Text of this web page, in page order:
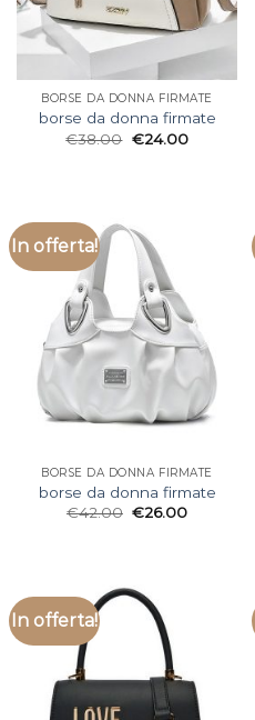
BORSE DA DONNA FIRMATE
borse da donna firmate
€38.00 €24.00
In offerta!
BORSE DA DONNA FIRMATE
borse da donna firmate
€42.00 €26.00
In offerta!